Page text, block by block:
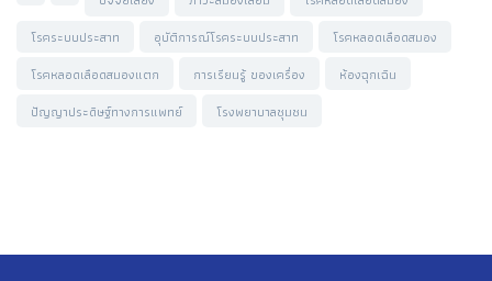
โรคระบบประสาท
อุบัติการณ์โรคระบบประสาท
โรคหลอดเลือดสมอง
โรคหลอดเลือดสมองแตก
การเรียนรู้ ของเครื่อง
ห้องฉุกเฉิน
ปัญญาประดิษฐ์ทางการแพทย์
โรงพยาบาลชุมชน